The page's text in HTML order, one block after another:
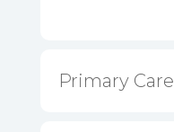
Primary Care